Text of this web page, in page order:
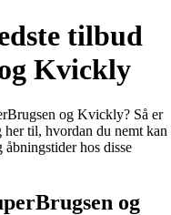
tilbud
Kvickly
og Kvickly? Så er
til, hvordan du nemt kan
hos disse
og